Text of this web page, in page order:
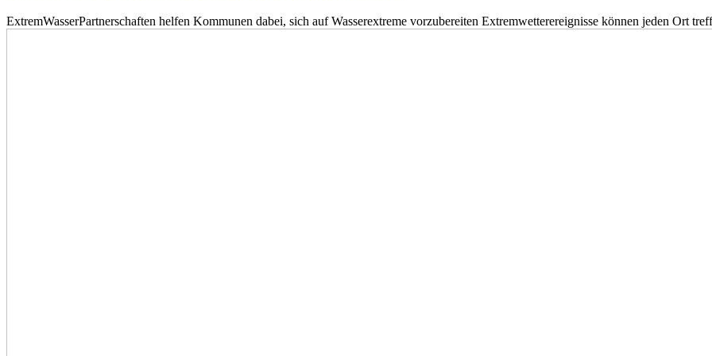
ExtremWasserPartnerschaften helfen Kommunen dabei, sich auf Wasserextreme vorzubereiten Extremwetterereignisse können jeden Ort